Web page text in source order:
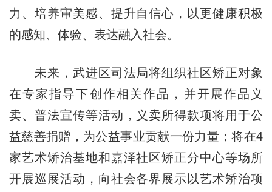
力、培养审美感、提升自信心，以更健康积极
的感知、体验、表达融入社会。
未来，武进区司法局将组织社区矫正对象
在专家指导下创作相关作品，并开展作品义
卖、普法宣传等活动，义卖所得款项将用于公
益慈善捐赠，为公益事业贡献一份力量；将在4
家艺术矫治基地和嘉泽社区矫正分中心等场所
开展巡展活动，向社会各界展示以艺术矫治项